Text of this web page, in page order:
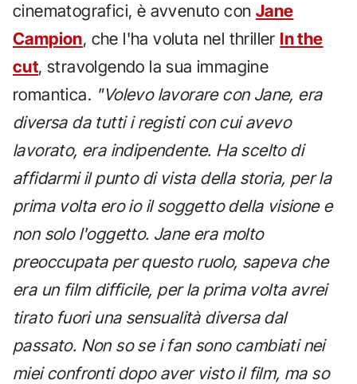
cinematografici, è avvenuto con Jane
Campion, che l'ha voluta nel thriller In the
cut, stravolgendo la sua immagine
romantica. "Volevo lavorare con Jane, era
diversa da tutti i registi con cui avevo
lavorato, era indipendente. Ha scelto di
affidarmi il punto di vista della storia, per la
prima volta ero io il soggetto della visione e
non solo l'oggetto. Jane era molto
preoccupata per questo ruolo, sapeva che
era un film difficile, per la prima volta avrei
tirato fuori una sensualità diversa dal
passato. Non so se i fan sono cambiati nei
miei confronti dopo aver visto il film, ma so